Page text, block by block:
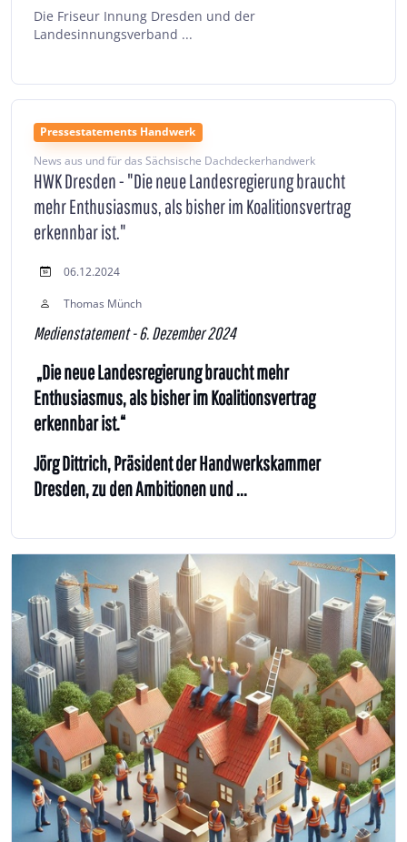
Die Friseur Innung Dresden und der
Landesinnungsverband ...
Pressestatements Handwerk
News aus und für das Sächsische Dachdeckerhandwerk
HWK Dresden - "Die neue Landesregierung braucht
mehr Enthusiasmus, als bisher im Koalitionsvertrag
erkennbar ist."
06.12.2024
Thomas Münch
Medienstatement - 6. Dezember 2024
„Die neue Landesregierung braucht mehr
Enthusiasmus, als bisher im Koalitionsvertrag
erkennbar ist.“
Jörg Dittrich, Präsident der Handwerkskammer
Dresden, zu den Ambitionen und ...